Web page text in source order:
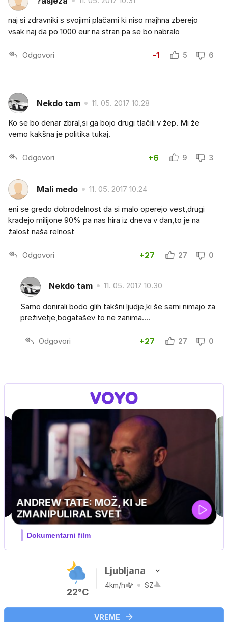
naj si zdravniki s svojimi plačami ki niso majhna zberejo
vsak naj da po 1000 eur na stran pa se bo nabralo
Odgovori -1 5 6
Nekdo tam 11. 05. 2017 10.28
Ko se bo denar zbral,si ga bojo drugi tlačili v žep. Mi že
vemo kakšna je politika tukaj.
Odgovori +6 9 3
Mali medo 11. 05. 2017 10.24
eni se gredo dobrodelnost da si malo operejo vest,drugi
kradejo milijone 90% pa nas hira iz dneva v dan,to je na
žalost naša relnost
Odgovori +27 27 0
Nekdo tam 11. 05. 2017 10.30
Samo donirali bodo glih takšni ljudje,ki še sami nimajo za
preživetje,bogatašev to ne zanima....
Odgovori +27 27 0
MOJ PRIJATELJ PINGVIN
Film meseca / družinski, pustolovski
22°C
Ljubljana
4km/h SZ
VREME